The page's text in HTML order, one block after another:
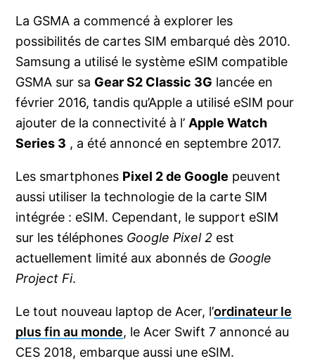
La GSMA a commencé à explorer les
possibilités de cartes SIM embarqué dès 2010.
Samsung a utilisé le système eSIM compatible
GSMA sur sa Gear S2 Classic 3G lancée en
février 2016, tandis qu’Apple a utilisé eSIM pour
ajouter de la connectivité à l’ Apple Watch
Series 3 , a été annoncé en septembre 2017.
Les smartphones Pixel 2 de Google peuvent
aussi utiliser la technologie de la carte SIM
intégrée : eSIM. Cependant, le support eSIM
sur les téléphones Google Pixel 2 est
actuellement limité aux abonnés de Google
Project Fi.
Le tout nouveau laptop de Acer, l’ordinateur le
plus fin au monde, le Acer Swift 7 annoncé au
CES 2018, embarque aussi une eSIM.